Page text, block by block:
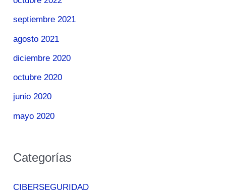
septiembre 2021
agosto 2021
diciembre 2020
octubre 2020
junio 2020
mayo 2020
Categorías
CIBERSEGURIDAD